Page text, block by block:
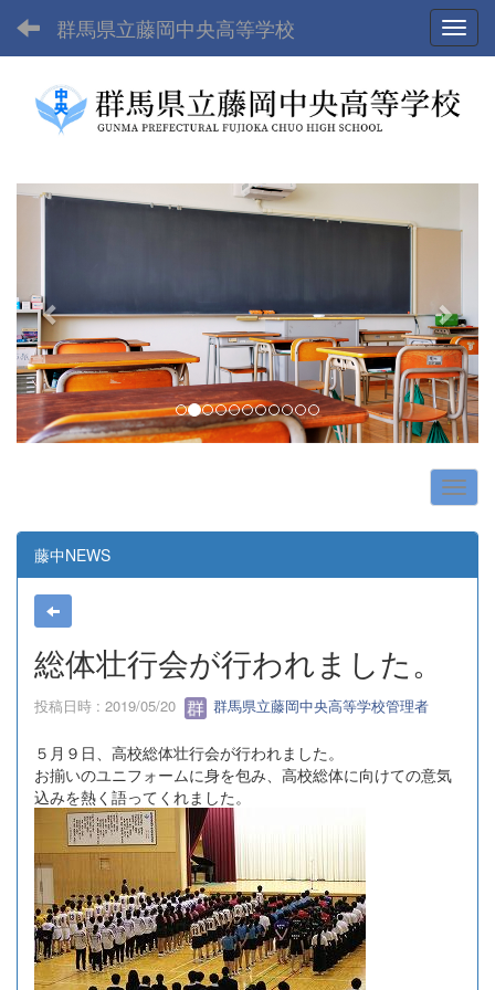
群馬県立藤岡中央高等学校
p
i
o
u
s
e
藤中NEWS
総体壮行会が行われました。
投稿日時 : 2019/05/20 群馬県立藤岡中央高等学校管理者
５月９日、高校総体壮行会が行われました。
お揃いのユニフォームに身を包み、高校総体に向けての意気
込みを熱く語ってくれました。